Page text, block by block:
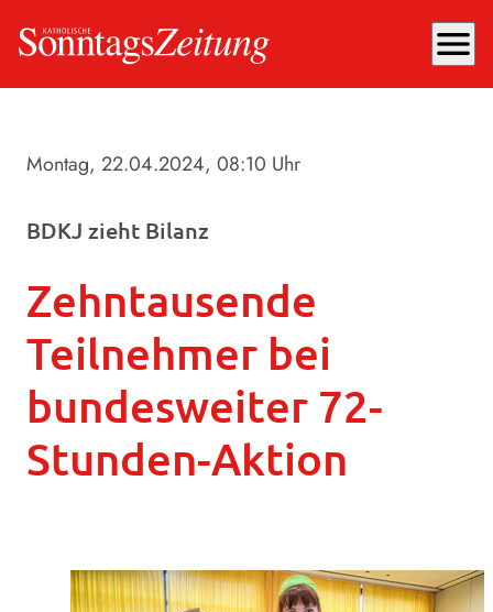
menu
Montag, 22.04.2024, 08:10 Uhr
BDKJ zieht Bilanz
Zehntausende
Teilnehmer bei
bundesweiter 72-
Stunden-Aktion